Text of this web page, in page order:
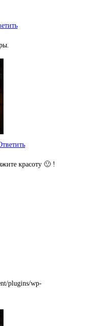
красоту 🙂 !